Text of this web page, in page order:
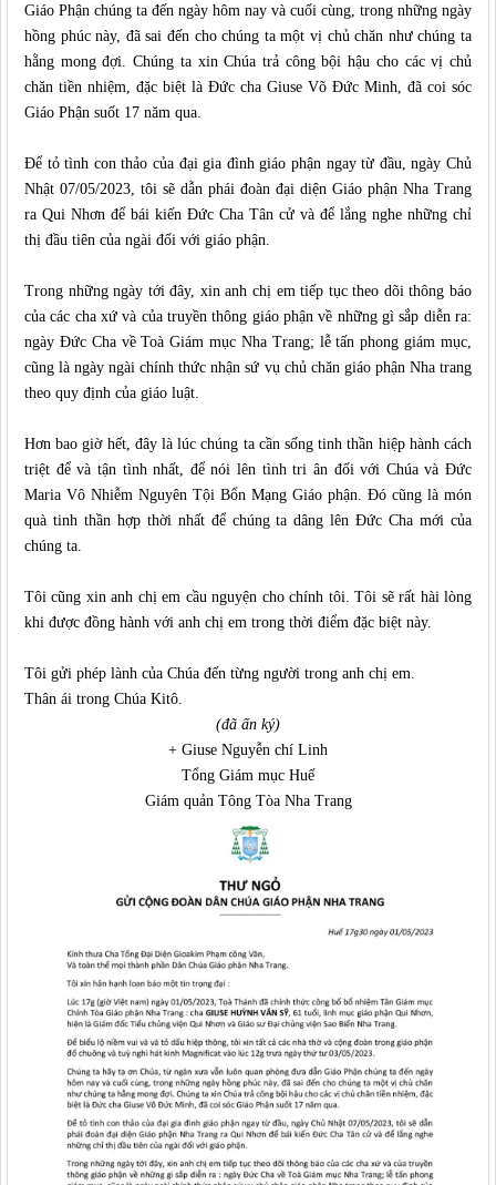
Giáo Phận chúng ta đến ngày hôm nay và cuối cùng, trong những ngày
hồng phúc này, đã sai đến cho chúng ta một vị chủ chăn như chúng ta
hằng mong đợi. Chúng ta xin Chúa trả công bội hậu cho các vị chủ
chăn tiền nhiệm, đặc biệt là Đức cha Giuse Võ Đức Minh, đã coi sóc
Giáo Phận suốt 17 năm qua.
Để tỏ tình con thảo của đại gia đình giáo phận ngay từ đầu, ngày Chủ
Nhật 07/05/2023, tôi sẽ dẫn phái đoàn đại diện Giáo phận Nha Trang
ra Qui Nhơn để bái kiến Đức Cha Tân cử và để lắng nghe những chỉ
thị đầu tiên của ngài đối với giáo phận.
Trong những ngày tới đây, xin anh chị em tiếp tục theo dõi thông báo
của các cha xứ và của truyền thông giáo phận về những gì sắp diễn ra:
ngày Đức Cha về Toà Giám mục Nha Trang; lễ tấn phong giám mục,
cũng là ngày ngài chính thức nhận sứ vụ chủ chăn giáo phận Nha trang
theo quy định của giáo luật.
Hơn bao giờ hết, đây là lúc chúng ta cần sống tinh thần hiệp hành cách
triệt để và tận tình nhất, để nói lên tình tri ân đối với Chúa và Đức
Maria Vô Nhiễm Nguyên Tội Bổn Mạng Giáo phận. Đó cũng là món
quà tinh thần hợp thời nhất để chúng ta dâng lên Đức Cha mới của
chúng ta.
Tôi cũng xin anh chị em cầu nguyện cho chính tôi. Tôi sẽ rất hài lòng
khi được đồng hành với anh chị em trong thời điểm đặc biệt này.
Tôi gửi phép lành của Chúa đến từng người trong anh chị em.
Thân ái trong Chúa Kitô.
(đã ấn ký)
+ Giuse Nguyễn chí Linh
Tổng Giám mục Huế
Giám quản Tông Tòa Nha Trang